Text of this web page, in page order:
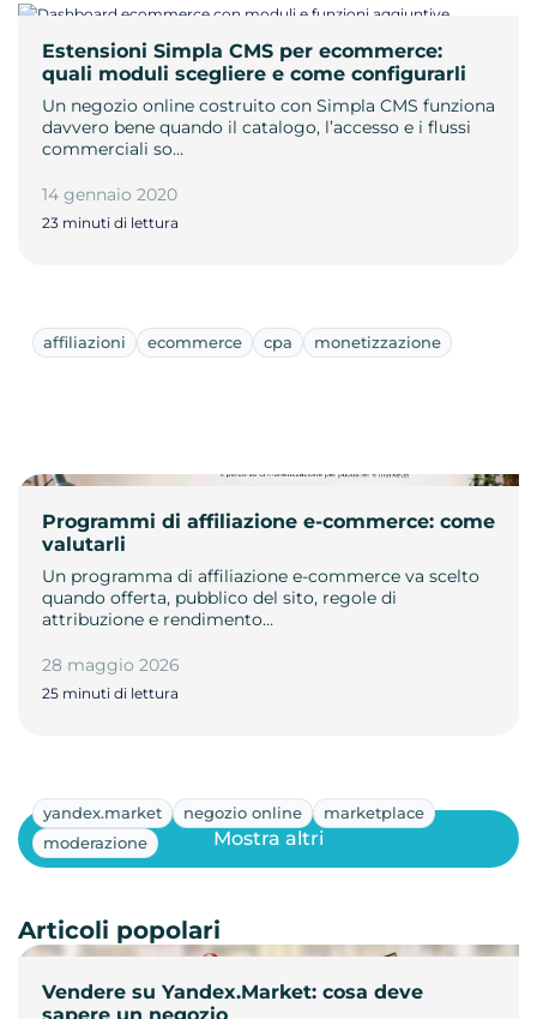
Estensioni Simpla CMS per ecommerce:
quali moduli scegliere e come configurarli
Un negozio online costruito con Simpla CMS funziona
davvero bene quando il catalogo, l’accesso e i flussi
commerciali so…
14 gennaio 2020
23 minuti di lettura
affiliazioni ecommerce cpa monetizzazione
Programmi di affiliazione e-commerce: come
valutarli
Un programma di affiliazione e-commerce va scelto
quando offerta, pubblico del sito, regole di
attribuzione e rendimento…
28 maggio 2026
25 minuti di lettura
yandex.market negozio online
marketplace
moderazione
Vendere su Yandex.Market: cosa deve
Mostra altri
Articoli popolari